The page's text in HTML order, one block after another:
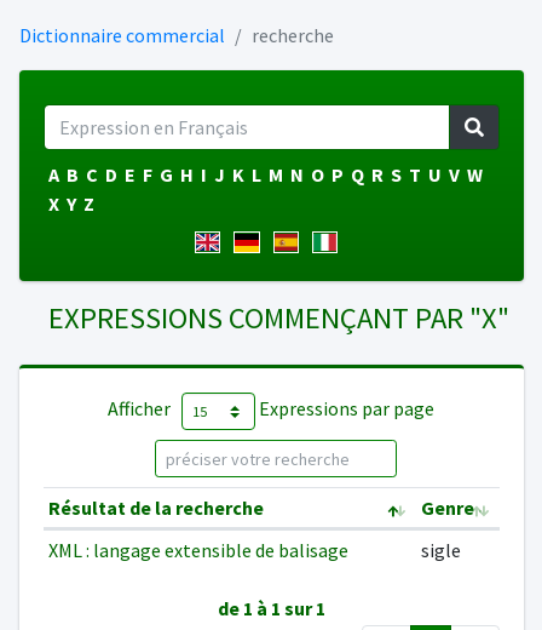
Dictionnaire commercial recherche
A B C D E F G H I J K L M N O P Q R S T U V W
X Y Z
EXPRESSIONS COMMENÇANT PAR "X"
Afficher Expressions par page
Résultat de la recherche
Genre
XML : langage extensible de balisage
sigle
de 1 à 1 sur 1